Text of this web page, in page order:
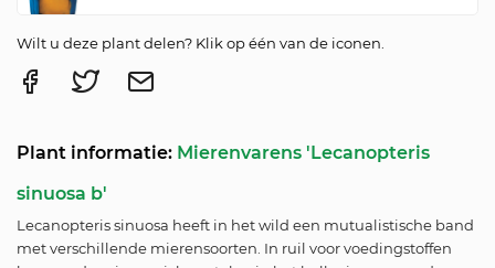
Wilt u deze plant delen? Klik op één van de iconen.
Plant informatie: Mierenvarens 'Lecanopteris
sinuosa b'
Lecanopteris sinuosa heeft in het wild een mutualistische band
met verschillende mierensoorten. In ruil voor voedingstoffen